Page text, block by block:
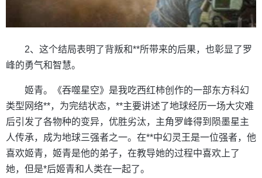
2、这个结局表明了背叛和**所带来的后果，也彰显了罗
峰的勇气和智慧。
姬青。《吞噬星空》是我吃西红柿创作的一部东方科幻
类型网络**，为完结状态，**主要讲述了地球经历一场大灾难
后引发了各物种的变异，优胜劣汰，主角罗峰得到陨墨星主
人传承，成为地球三强者之一。在**中幻灵王是一位强者，他
喜欢姬青，姬青是他的弟子，在教导她的过程中喜欢上了
她，但是*后姬青和人类在一起了。